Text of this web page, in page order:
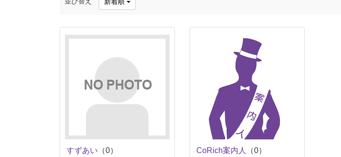
すずあい （0） CoRich案内人 （0）